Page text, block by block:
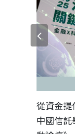
從資金提
中國信託